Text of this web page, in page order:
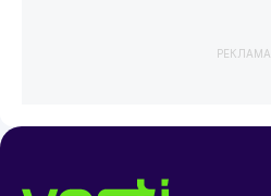
РЕКЛАМА